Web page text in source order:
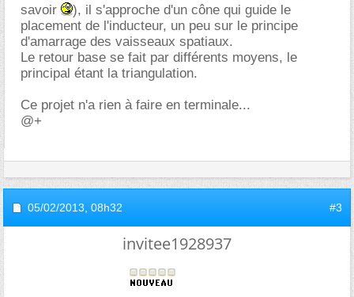
savoir
), il s'approche d'un cône qui guide le
placement de l'inducteur, un peu sur le principe
d'amarrage des vaisseaux spatiaux.
Le retour base se fait par différents moyens, le
principal étant la triangulation.
Ce projet n'a rien à faire en terminale...
@+
05/02/2013, 08h32 #3
invitee1928937